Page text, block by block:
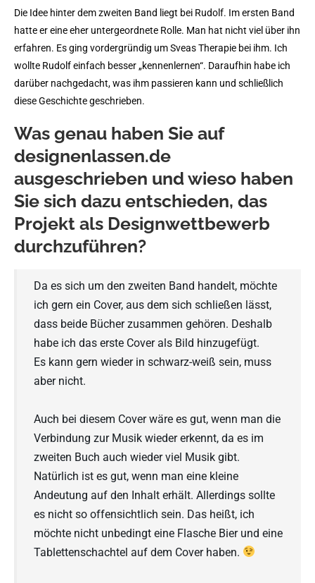
Die Idee hinter dem zweiten Band liegt bei Rudolf. Im ersten Band
hatte er eine eher untergeordnete Rolle. Man hat nicht viel über ihn
erfahren. Es ging vordergründig um Sveas Therapie bei ihm. Ich
wollte Rudolf einfach besser „kennenlernen“. Daraufhin habe ich
darüber nachgedacht, was ihm passieren kann und schließlich
diese Geschichte geschrieben.
Was genau haben Sie auf
designenlassen.de
ausgeschrieben und wieso haben
Sie sich dazu entschieden, das
Projekt als Designwettbewerb
durchzuführen?
Da es sich um den zweiten Band handelt, möchte
ich gern ein Cover, aus dem sich schließen lässt,
dass beide Bücher zusammen gehören. Deshalb
habe ich das erste Cover als Bild hinzugefügt.
Es kann gern wieder in schwarz-weiß sein, muss
aber nicht.
Auch bei diesem Cover wäre es gut, wenn man die
Verbindung zur Musik wieder erkennt, da es im
zweiten Buch auch wieder viel Musik gibt.
Natürlich ist es gut, wenn man eine kleine
Andeutung auf den Inhalt erhält. Allerdings sollte
es nicht so offensichtlich sein. Das heißt, ich
möchte nicht unbedingt eine Flasche Bier und eine
Tablettenschachtel auf dem Cover haben.